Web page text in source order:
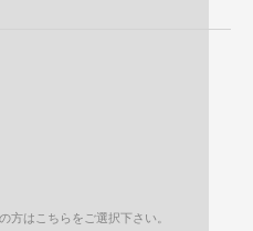
方はこちらをご選択下さい。